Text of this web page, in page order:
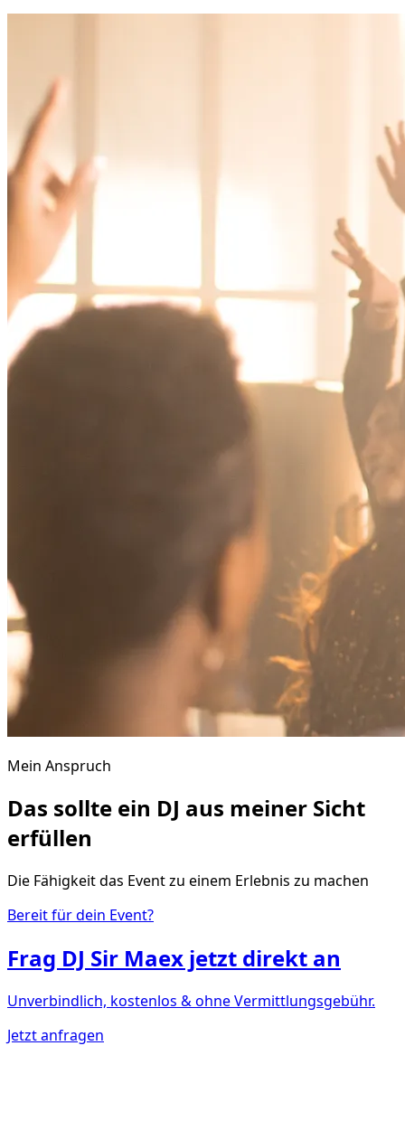
Mein Anspruch
Das sollte ein DJ aus meiner Sicht
erfüllen
Die Fähigkeit das Event zu einem Erlebnis zu machen
Bereit für dein Event?
Frag DJ Sir Maex jetzt direkt an
Unverbindlich, kostenlos & ohne Vermittlungsgebühr.
Jetzt anfragen